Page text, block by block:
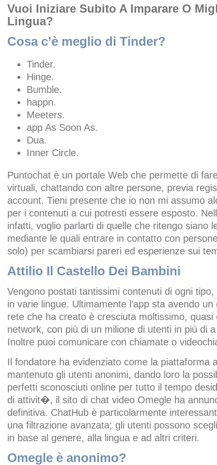
Vuoi Iniziare Subito A Imparare O
Lingua?
Cosa c’è meglio di Tinder?
Tinder.
Hinge.
Bumble.
happn.
Meeters.
app As Soon As.
Dua.
Inner Circle.
Puntochat è un portale Web che permette di
virtuali, chattando con altre persone, previa
account. Tieni presente che io non mi assumo
per i contenuti a cui potresti essere esposto.
infatti, voglio parlarti di quelle che ritengo siano
mediante le quali entrare in contatto con
solo) per scambiarsi pareri ed esperienze sui
Attilio Il Castello Dei Bambini
Vengono postati tantissimi contenuti di ogni
in varie lingue. Ultimamente l’app sta avendo
rete che ha creato è cresciuta moltissimo, quasi
network, con più di un milione di utenti in più di
Inoltre puoi comunicare con chiamate o
Il fondatore ha evidenziato come la piattaforma
mantenuto gli utenti anonimi, dando loro la
perfetti sconosciuti online per tutto il tempo
di attivit�, il sito di chat video Omegle ha
definitiva. ChatHub è particolarmente
una filtrazione avanzata; gli utenti possono
in base al genere, alla lingua e ad altri criteri.
Omegle è anonimo?